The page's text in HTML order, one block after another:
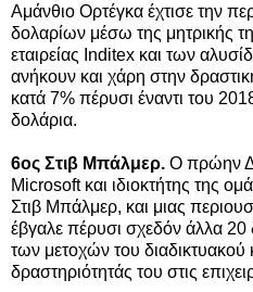
Αμάνθιο Ορτέγκα έχτισε την
δολαρίων μέσω της μητρικής
εταιρείας Inditex και των
ανήκουν και χάρη στην
κατά 7% πέρυσι έναντι του
δολάρια.
6ος Στιβ Μπάλμερ. O πρώην
Microsoft και ιδιοκτήτης της
Στιβ Μπάλμερ, και μιας
έβγαλε πέρυσι σχεδόν άλλα 20
των μετοχών του διαδικτυακού
δραστηριότητάς του στις